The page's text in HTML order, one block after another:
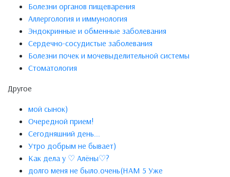
Болезни органов пищеварения
Аллергология и иммунология
Эндокринные и обменные заболевания
Сердечно-сосудистые заболевания
Болезни почек и мочевыделительной системы
Стоматология
Другое
мой сынок)
Очередной прием!
Сегодняшний день...
Утро добрым не бывает)
Как дела у ♡ Алёны♡?
долго меня не было.очень(НАМ 5 Уже